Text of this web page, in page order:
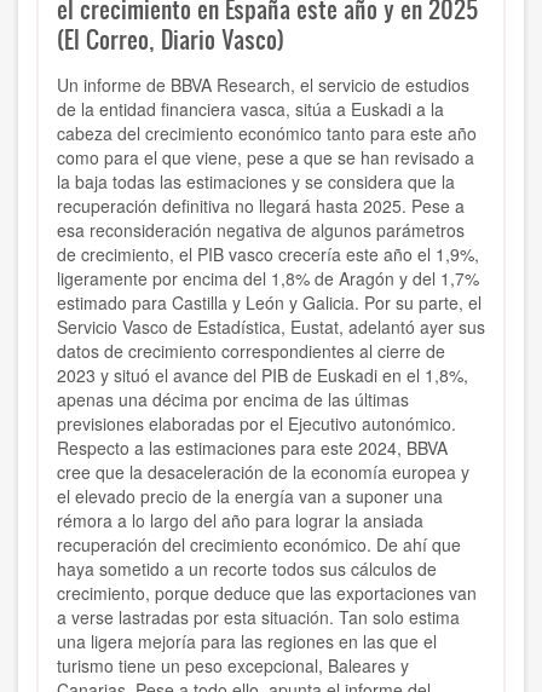
el crecimiento en España este año y en 2025
(El Correo, Diario Vasco)
Un informe de BBVA Research, el servicio de estudios
de la entidad financiera vasca, sitúa a Euskadi a la
cabeza del crecimiento económico tanto para este año
como para el que viene, pese a que se han revisado a
la baja todas las estimaciones y se considera que la
recuperación definitiva no llegará hasta 2025. Pese a
esa reconsideración negativa de algunos parámetros
de crecimiento, el PIB vasco crecería este año el 1,9%,
ligeramente por encima del 1,8% de Aragón y del 1,7%
estimado para Castilla y León y Galicia. Por su parte, el
Servicio Vasco de Estadística, Eustat, adelantó ayer sus
datos de crecimiento correspondientes al cierre de
2023 y situó el avance del PIB de Euskadi en el 1,8%,
apenas una décima por encima de las últimas
previsiones elaboradas por el Ejecutivo autonómico.
Respecto a las estimaciones para este 2024, BBVA
cree que la desaceleración de la economía europea y
el elevado precio de la energía van a suponer una
rémora a lo largo del año para lograr la ansiada
recuperación del crecimiento económico. De ahí que
haya sometido a un recorte todos sus cálculos de
crecimiento, porque deduce que las exportaciones van
a verse lastradas por esta situación. Tan solo estima
una ligera mejoría para las regiones en las que el
turismo tiene un peso excepcional, Baleares y